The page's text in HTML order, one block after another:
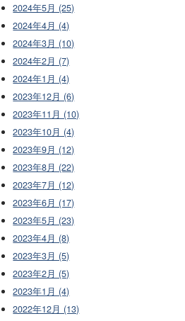
2024年5月 (25)
2024年4月 (4)
2024年3月 (10)
2024年2月 (7)
2024年1月 (4)
2023年12月 (6)
2023年11月 (10)
2023年10月 (4)
2023年9月 (12)
2023年8月 (22)
2023年7月 (12)
2023年6月 (17)
2023年5月 (23)
2023年4月 (8)
2023年3月 (5)
2023年2月 (5)
2023年1月 (4)
2022年12月 (13)